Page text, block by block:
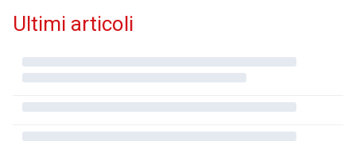
Ultimi articoli